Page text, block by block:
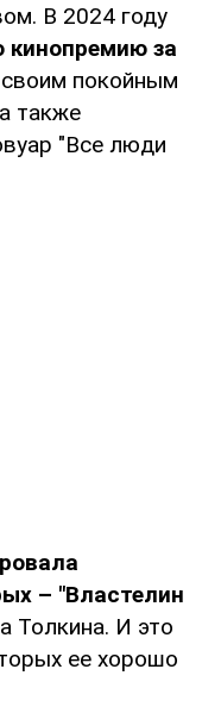
В 2024 году
кинопремию за
покойным
также
"Все люди
– "Властелин
Толкина. И это
ее хорошо